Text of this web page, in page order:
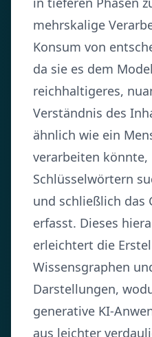
mehrskalige
Konsum von
da sie es dem
reichhaltigeres,
Verständnis des
ähnlich wie ein
verarbeiten könnte,
Schlüsselwörtern
und schließlich das
erfasst. Dieses
erleichtert die
Wissensgraphen
Darstellungen,
generative KI-
aus leichter